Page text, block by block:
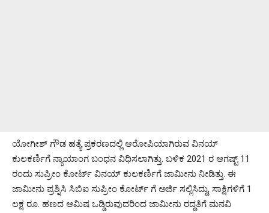
ಯೋಗೀಶ್‌ ಗೌಡ ಹತ್ಯೆ ಪ್ರಕರಣದಲ್ಲಿ ಆರೋಪಿಯಾಗಿರುವ ವಿನಯ್‌
ಕುಲಕರ್ಣಿಗೆ ನ್ಯಾಯಾಂಗ ಬಂಧನ ವಿಧಿಸಲಾಗಿತ್ತು. ಬಳಿಕ 2021 ರ ಆಗಷ್ಟ್‌ 11
ರಂದು ಸುಪ್ರೀಂ ಕೋರ್ಟ್‌ ವಿನಯ್‌ ಕುಲಕರ್ಣಿಗೆ ಜಾಮೀನು ನೀಡಿತ್ತು. ಈ
ಜಾಮೀನು ಪ್ರಶ್ನಿಸಿ ಸಿಬಿಐ ಸುಪ್ರೀಂ ಕೋರ್ಟ್‌ ಗೆ ಅರ್ಜಿ ಸಲ್ಲಿಸಿದ್ದು, ಸಾಕ್ಷಿಗಳಿಗೆ 1
ಲಕ್ಷ ರೂ. ಹಣದ ಆಮಿಷ ಒಡ್ಡಿರುವುದರಿಂದ ಜಾಮೀನು ರದ್ದತಿಗೆ ಮನವಿ